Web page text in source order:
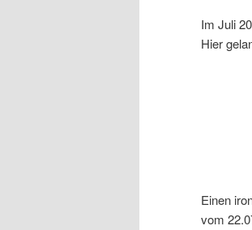
Im Juli
Hier
Einen
vom